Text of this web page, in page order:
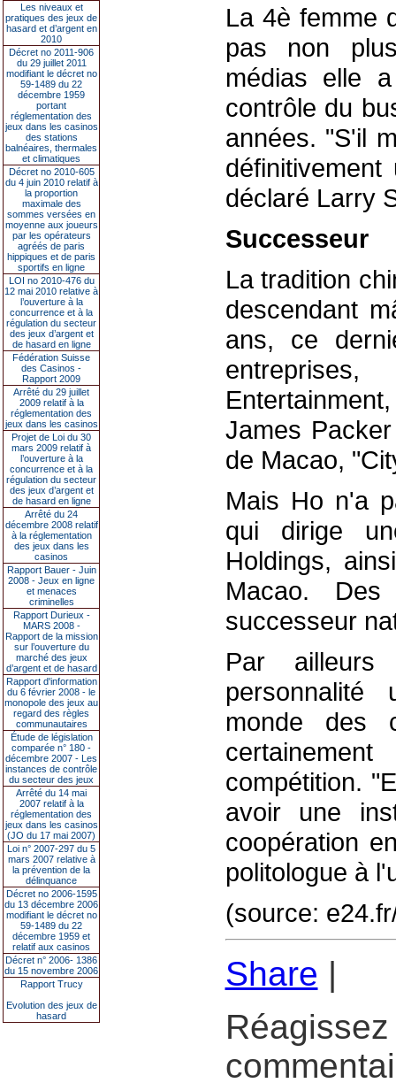
Les niveaux et
pratiques des jeux de
hasard et d’argent en
2010
Décret no 2011-906
du 29 juillet 2011
modifiant le décret no
59-1489 du 22
décembre 1959
portant
réglementation des
jeux dans les casinos
des stations
balnéaires, thermales
et climatiques
Décret no 2010-605
du 4 juin 2010 relatif à
la proportion
maximale des
sommes versées en
moyenne aux joueurs
par les opérateurs
agréés de paris
hippiques et de paris
sportifs en ligne
LOI no 2010-476 du
12 mai 2010 relative à
l’ouverture à la
concurrence et à la
régulation du secteur
des jeux d’argent et
de hasard en ligne
Fédération Suisse
des Casinos -
Rapport 2009
Arrêté du 29 juillet
2009 relatif à la
réglementation des
jeux dans les casinos
Projet de Loi du 30
mars 2009 relatif à
l’ouverture à la
concurrence et à la
régulation du secteur
des jeux d’argent et
de hasard en ligne
Arrêté du 24
décembre 2008 relatif
à la réglementation
des jeux dans les
casinos
Rapport Bauer - Juin
2008 - Jeux en ligne
et menaces
criminelles
Rapport Durieux -
MARS 2008 -
Rapport de la mission
sur l’ouverture du
marché des jeux
d’argent et de hasard
Rapport d'information
du 6 février 2008 - le
monopole des jeux au
regard des règles
communautaires
Étude de législation
comparée n° 180 -
décembre 2007 - Les
instances de contrôle
du secteur des jeux
Arrêté du 14 mai
2007 relatif à la
réglementation des
jeux dans les casinos
(JO du 17 mai 2007)
Loi n° 2007-297 du 5
mars 2007 relative à
la prévention de la
délinquance
Décret no 2006-1595
du 13 décembre 2006
modifiant le décret no
59-1489 du 22
décembre 1959 et
relatif aux casinos
Décret n° 2006- 1386
du 15 novembre 2006
Rapport Trucy
Evolution des jeux de
hasard
La 4è femme
pas non
médias elle
contrôle du
années. "S'il
déclaré Larry
Successeur
La tradition
descendant
ans, ce
James
de Macao,
Mais Ho n'a
qui dirige
Holdings,
Macao.
successeur
Par ailleurs
personnalité
monde des
compétition.
avoir une
coopération
politologue à
(source:
Share |